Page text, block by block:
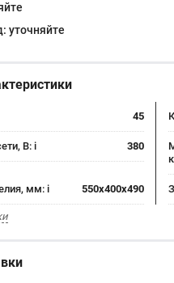
уточняйте
45
В:i 380
мм:i 550x400x490